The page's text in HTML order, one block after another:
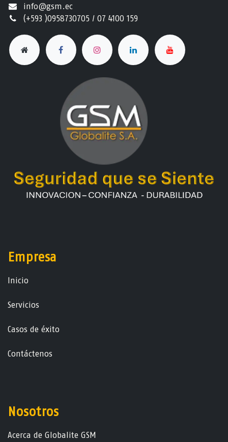
info@gsm.ec​
(+593 )0958730705 / 07 4100 159
Empresa
Ini​ci​o
Servicios
Casos de éxito
Contáctenos
Nosotros
Acerca de Globalite GSM